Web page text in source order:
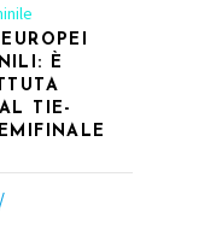
È
TIE-